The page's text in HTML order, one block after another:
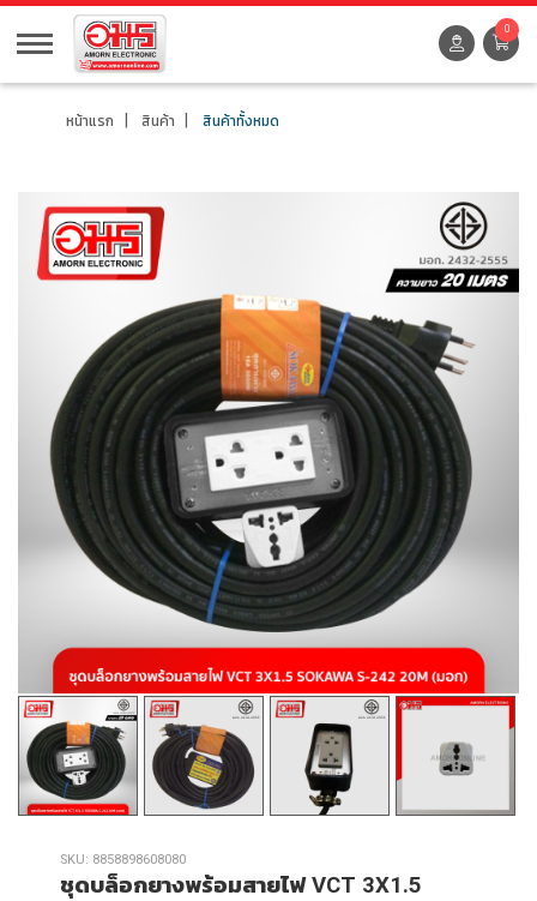
0
หน้าแรก สินค้า สินค้าทั้งหมด
SKU: 8858898608080
ชุดบล็อกยางพร้อมสายไฟ VCT 3X1.5